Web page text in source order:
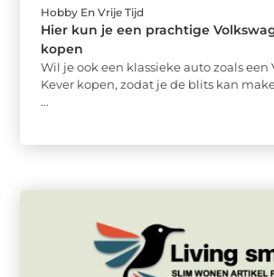
Hobby En Vrije Tijd
Hier kun je een prachtige
kopen
Wil je ook een klassieke auto zoals een
Kever kopen, zodat je de blits kan
...